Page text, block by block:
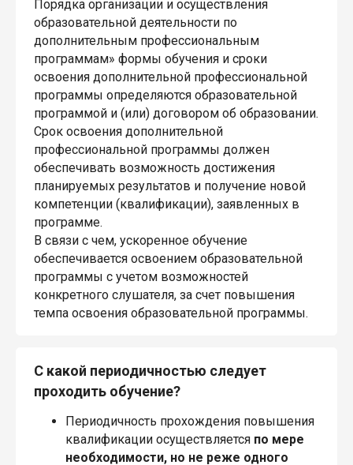
Порядка организации и осуществления
образовательной деятельности по
дополнительным профессиональным
программам» формы обучения и сроки
освоения дополнительной профессиональной
программы определяются образовательной
программой и (или) договором об образовании.
Срок освоения дополнительной
профессиональной программы должен
обеспечивать возможность достижения
планируемых результатов и получение новой
компетенции (квалификации), заявленных в
программе.
В связи с чем, ускоренное обучение
обеспечивается освоением образовательной
программы с учетом возможностей
конкретного слушателя, за счет повышения
темпа освоения образовательной программы.
С какой периодичностью следует
проходить обучение?
Периодичность прохождения повышения
квалификации осуществляется по мере
необходимости, но не реже одного